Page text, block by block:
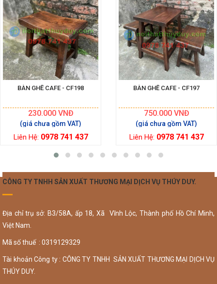
BÀN GHẾ CAFE - CF198
230.000VNĐ
Liên Hệ: 0978 741 437
BÀN GHẾ CAFE - CF197
750.000VNĐ
Liên Hệ: 0978 741 437
CÔNG TY TNHH SẢN XUẤT THƯƠNG MẠI DỊCH VỤ THÚY DUY.
Địa chỉ trụ sở: B3/58A, ấp 18, Xã Vĩnh Lộc, Thành phố Hồ Chí Minh,
Việt Nam.
Mã số thuế : 0319129329
Tài khoản Công ty : CÔNG TY TNHH SẢN XUẤT THƯƠNG MẠI DỊCH VỤ
THÚY DUY.